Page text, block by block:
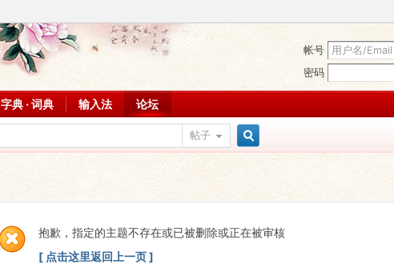
帐号
密码
字典 · 词典 输入法 论坛
帖子
索
抱歉，指定的主题不存在或已被删除或正在被审核
[ 点击这里返回上一页 ]